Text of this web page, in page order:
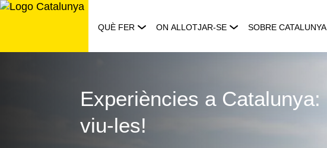
Saltar
QUÈ FER ON ALLOTJAR-SE SOBRE CATALUNYA
Experiències a Catalunya:
viu-les!